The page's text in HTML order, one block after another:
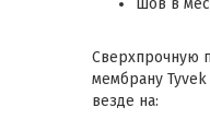
шов в
Сверхпрочную
мембрану
везде на: